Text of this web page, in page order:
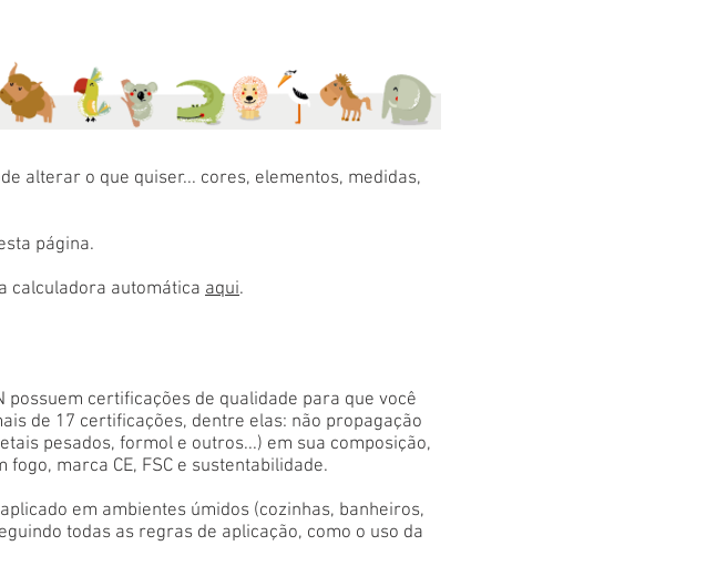
alterar o que quiser... cores, elementos, medidas,
página.
calculadora automática aqui.
possuem certificações de qualidade para que você
de 17 certificações, dentre elas: não propagação
pesados, formol e outros...) em sua composição,
marca CE, FSC e sustentabilidade.
em ambientes úmidos (cozinhas, banheiros,
todas as regras de aplicação, como o uso da